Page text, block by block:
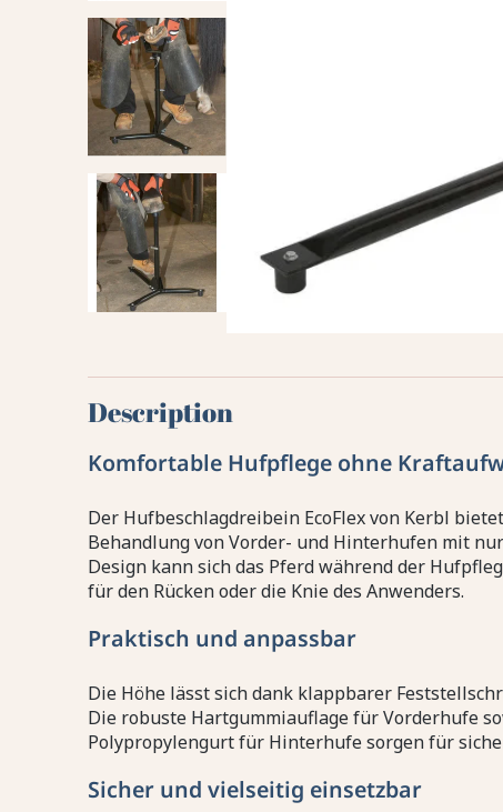
Description
Komfortable Hufpflege ohne
Der Hufbeschlagdreibein EcoFlex von Kerbl
Behandlung von Vorder- und Hinterhufen mit
Design kann sich das Pferd während der
für den Rücken oder die Knie des Anwenders.
Praktisch und anpassbar
Die Höhe lässt sich dank klappbarer
Die robuste Hartgummiauflage für Vorderhufe
Polypropylengurt für Hinterhufe sorgen für
Sicher und vielseitig einsetzbar